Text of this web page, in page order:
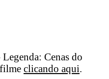
Cenas do
clicando aqui.